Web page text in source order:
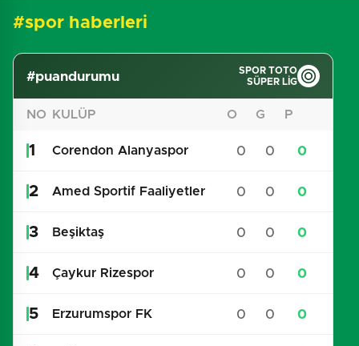
#spor haberleri
#puandurumu
SPOR TOTO
SÜPER LIG
NO KULÜP O G P
1 Corendon Alanyaspor 0 0 0
2 Amed Sportif Faaliyetler 0 0 0
3 Beşiktaş 0 0 0
4 Çaykur Rizespor 0 0 0
5 Erzurumspor FK 0 0 0